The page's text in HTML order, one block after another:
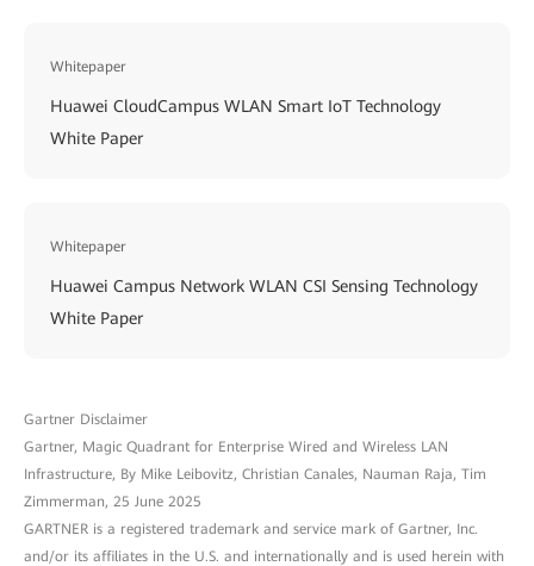
Whitepaper
Huawei CloudCampus WLAN Smart IoT Technology
White Paper
Whitepaper
Huawei Campus Network WLAN CSI Sensing Technology
White Paper
Gartner Disclaimer
Gartner, Magic Quadrant for Enterprise Wired and Wireless LAN
Infrastructure, By Mike Leibovitz, Christian Canales, Nauman Raja, Tim
Zimmerman, 25 June 2025
GARTNER is a registered trademark and service mark of Gartner, Inc.
and/or its affiliates in the U.S. and internationally and is used herein with